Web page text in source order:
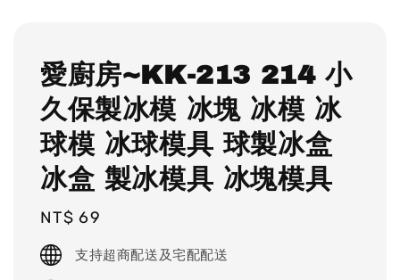
愛廚房~KK-213 214 小
久保製冰模 冰塊 冰模 冰
球模 冰球模具 球製冰盒
冰盒 製冰模具 冰塊模具
Regular
price
NT$ 69
支持超商配送及宅配配送